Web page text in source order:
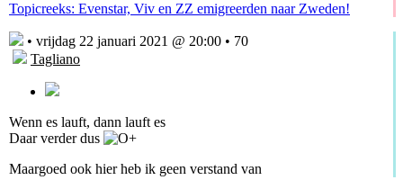
Topicreeks: Evenstar, Viv en ZZ emigreerden naar Zweden!
• vrijdag 22 januari 2021 @ 20:00 • 70
Tagliano
Wenn es lauft, dann lauft es
Daar verder dus
Maargoed ook hier heb ik geen verstand van